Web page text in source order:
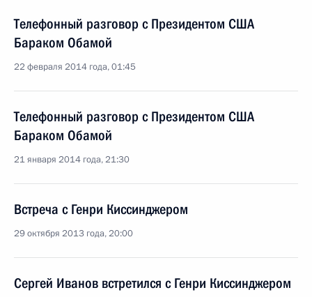
Телефонный разговор с Президентом США
Бараком Обамой
22 февраля 2014 года, 01:45
Телефонный разговор с Президентом США
Бараком Обамой
21 января 2014 года, 21:30
Встреча с Генри Киссинджером
29 октября 2013 года, 20:00
Сергей Иванов встретился с Генри Киссинджером